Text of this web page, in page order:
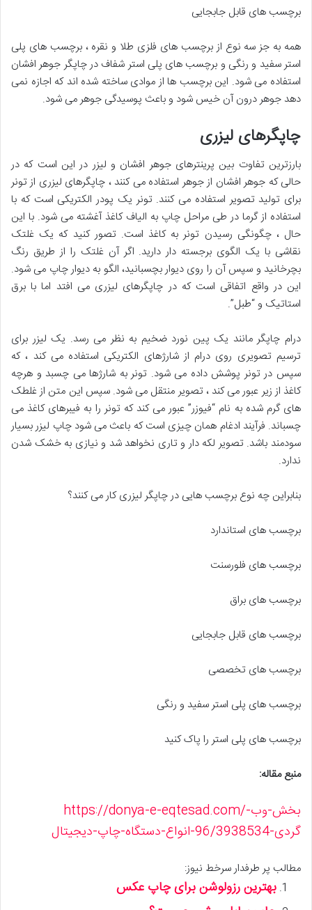
برچسب های قابل جابجایی
همه به جز سه نوع از برچسب های فلزی طلا و نقره ، برچسب های پلی
استر سفید و رنگی و برچسب های پلی استر شفاف در چاپگر جوهر افشان
استفاده می شود. این برچسب ها از موادی ساخته شده اند که اجازه نمی
دهد جوهر درون آن خیس شود و باعث پوسیدگی جوهر می شود.
چاپگرهای لیزری
بارزترین تفاوت بین پرینترهای جوهر افشان و لیزر در این است که در
حالی که جوهر افشان از جوهر استفاده می کنند ، چاپگرهای لیزری از تونر
برای تولید تصویر استفاده می کنند. تونر یک پودر الکتریکی است که با
استفاده از گرما در طی مراحل چاپ به الیاف کاغذ آغشته می شود. با این
حال ، چگونگی رسیدن تونر به کاغذ است. تصور کنید که یک غلتک
نقاشی با یک الگوی برجسته دار دارید. اگر آن غلتک را از طریق رنگ
بچرخانید و سپس آن را روی دیوار بچسبانید، الگو به دیوار چاپ می شود.
این در واقع اتفاقی است که در چاپگرهای لیزری می افتد اما با برق
استاتیک و “طبل”.
درام چاپگر مانند یک پین نورد ضخیم به نظر می رسد. یک لیزر برای
ترسیم تصویری روی درام از شارژهای الکتریکی استفاده می کند ، که
سپس در تونر پوشش داده می شود. تونر به شارژها می چسبد و هرچه
کاغذ از زیر عبور می کند ، تصویر منتقل می شود. سپس این متن از غلطک
های گرم شده به نام “فیوزر” عبور می کند که تونر را به فیبرهای کاغذ می
چسباند. فرآیند ادغام همان چیزی است که باعث می شود چاپ لیزر بسیار
سودمند باشد. تصویر لکه دار و تاری نخواهد شد و نیازی به خشک شدن
ندارد.
بنابراین چه نوع برچسب هایی در چاپگر لیزری کار می کنند؟
برچسب های استاندارد
برچسب های فلورسنت
برچسب های براق
برچسب های قابل جابجایی
برچسب های تخصصی
برچسب های پلی استر سفید و رنگی
برچسب های پلی استر را پاک کنید
منبع مقاله:
https://donya-e-eqtesad.com/بخش-وب-
گردی-96/3938534-انواع-دستگاه-چاپ-دیجیتال
مطالب پر طرفدار سرخط نیوز:
بهترین رزولوشن برای چاپ عکس